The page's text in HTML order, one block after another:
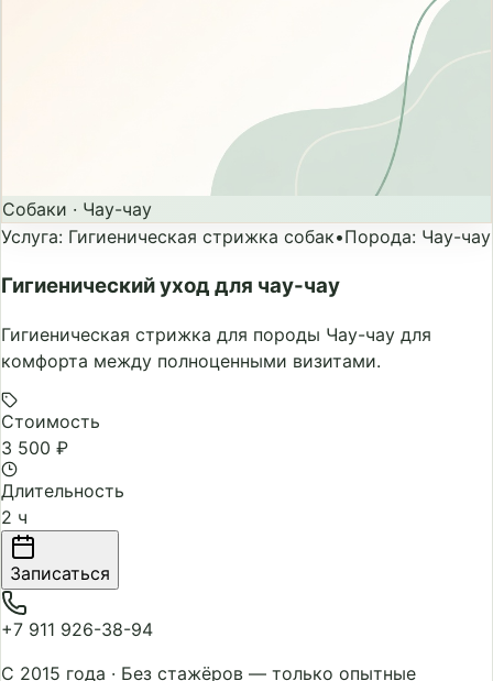
Собаки · Чау-чау
Услуга: Гигиеническая стрижка собак•Порода: Чау-чау
Гигиенический уход для чау-чау
Гигиеническая стрижка для породы Чау-чау для
комфорта между полноценными визитами.
Стоимость
3 500 ₽
Длительность
2 ч
Записаться
+7 911 926-38-94
С 2015 года · Без стажёров — только опытные